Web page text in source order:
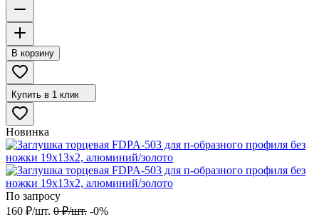
В корзину
Купить в 1 клик
Новинка
По запросу
160 ₽/шт. 0 ₽/шт. -0%